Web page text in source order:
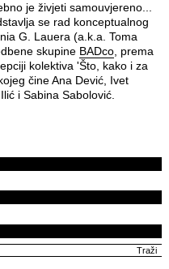
je živjeti samouvjereno...
se rad konceptualnog
G. Lauera (a.k.a. Toma
skupine BADco, prema
kolektiva 'Što, kako i za
čine Ana Dević, Ivet
i Sabina Sabolović.